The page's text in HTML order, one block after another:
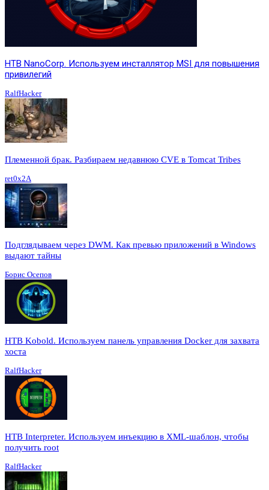
HTB NanoCorp. Используем инсталлятор MSI для повышения
привилегий
RalfHacker
Племенной брак. Разбираем недавнюю CVE в Tomcat Tribes
ret0x2A
Подглядываем через DWM. Как превью приложений в Windows
выдают тайны
Борис Осепов
HTB Kobold. Используем панель управления Docker для захвата
хоста
RalfHacker
HTB Interpreter. Используем инъекцию в XML-шаблон, чтобы
получить root
RalfHacker